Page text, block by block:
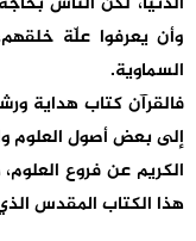
وأن يعرفوا علّة
السماوية.
فالقرآن كتاب هداية
إلى بعض أصول العلوم
الكريم عن فروع
هذا الكتاب المقدس